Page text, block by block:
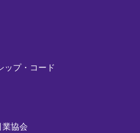
ップ・コード
協会